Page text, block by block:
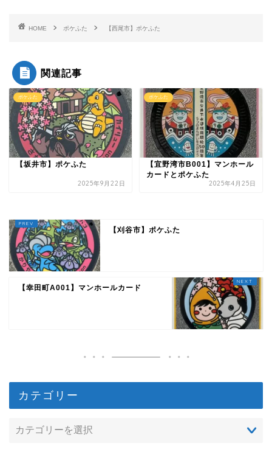
HOME ポケふた 【西尾市】ポケふた
関連記事
ポケふた
【坂井市】ポケふた
2025年9月22日
ポケふた
【宜野湾市B001】マンホール
カードとポケふた
2025年4月25日
【刈谷市】ポケふた
【幸田町A001】マンホールカード
カテゴリー